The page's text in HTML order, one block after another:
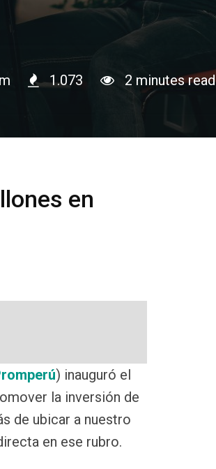
1.073 2 minutes read
en
) inauguró el
la inversión de
de ubicar a nuestro
en ese rubro.